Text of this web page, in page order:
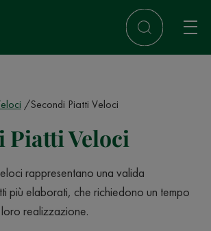
Secondi Piatti Veloci
Piatti Veloci
rappresentano una valida
più elaborati, che richiedono un tempo
realizzazione.